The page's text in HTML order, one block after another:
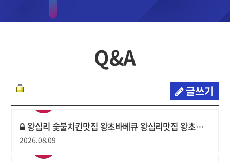
Q&A
글쓰기
왕십리 숯불치킨맛집 왕초바베큐 왕십리맛집 왕초바베큐, 인생 소곱창 바베큐 맛집 인정!
2026.08.09